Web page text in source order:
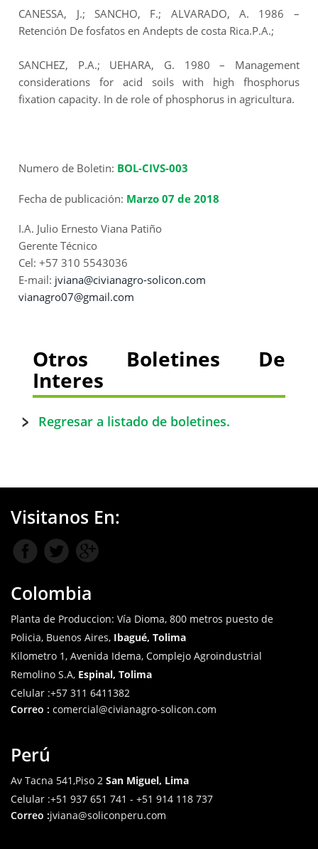
CANESSA, J.; SANCHO, F.; ALVARADO, A. 1986 –
Retención De fosfatos en Andepts de costa Rica.P.A.;
SANCHEZ, P.A.; UEHARA, G. 1980 – Management
considerations for acid soils with high fhosphorus
fixation capacity. In de role of phosphorus in agricultura.
Numero de Boletin: BOL-CIVS-003
Fecha de publicación: Marzo 07 de 2018
I.A. Julio Ernesto Viana Patiño
Gerente Técnico
Cel: +57 310 5543036
E-mail: jviana@civianagro-solicon.com
vianagro07@gmail.com
Otros Boletines De
Interes
Regresar a listado de boletines.
Visitanos En:
Colombia
Planta de Produccion: Vía Dioma, 800 metros puesto de
Policia, Buenos Aires, Ibagué, Tolima
Kilometro 1, Avenida Idema, Complejo Agroindustrial
Remolino S.A, Espinal, Tolima
Celular :+57 311 6411382
Correo : comercial@civianagro-solicon.com
Perú
Av Tacna 541,Piso 2 San Miguel, Lima
Celular :+51 937 651 741 - +51 914 118 737
Correo :jviana@soliconperu.com